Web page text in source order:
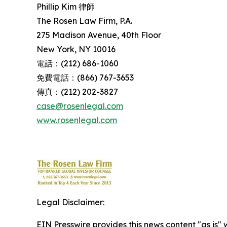
Phillip Kim 律師
The Rosen Law Firm, P.A.
275 Madison Avenue, 40th Floor
New York, NY 10016
電話：(212) 686-1060
免費電話：(866) 767-3653
傳真：(212) 202-3827
case@rosenlegal.com
www.rosenlegal.com
Legal Disclaimer:
EIN Presswire provides this news content "as